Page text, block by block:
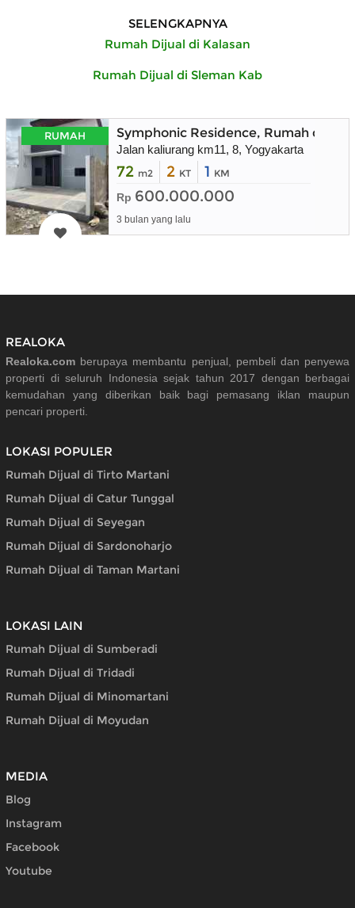
SELENGKAPNYA
Rumah Dijual di Kalasan
Rumah Dijual di Sleman Kab
RUMAH Symphonic Residence, Rumah dekat
Jalan kaliurang km11, 8, Yogyakarta
72 m2 2 KT 1 KM
Rp 600.000.000
3 bulan yang lalu
REALOKA
Realoka.com berupaya membantu penjual, pembeli dan penyewa
properti di seluruh Indonesia sejak tahun 2017 dengan berbagai
kemudahan yang diberikan baik bagi pemasang iklan maupun
pencari properti.
LOKASI POPULER
Rumah Dijual di Tirto Martani
Rumah Dijual di Catur Tunggal
Rumah Dijual di Seyegan
Rumah Dijual di Sardonoharjo
Rumah Dijual di Taman Martani
LOKASI LAIN
Rumah Dijual di Sumberadi
Rumah Dijual di Tridadi
Rumah Dijual di Minomartani
Rumah Dijual di Moyudan
MEDIA
Blog
Instagram
Facebook
Youtube